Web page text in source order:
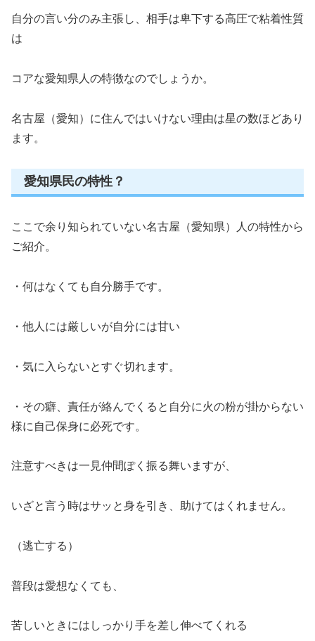
自分の言い分のみ主張し、相手は卑下する高圧で粘着性質
は
コアな愛知県人の特徴なのでしょうか。
名古屋（愛知）に住んではいけない理由は星の数ほどあり
ます。
愛知県民の特性？
ここで余り知られていない名古屋（愛知県）人の特性から
ご紹介。
・何はなくても自分勝手です。
・他人には厳しいが自分には甘い
・気に入らないとすぐ切れます。
・その癖、責任が絡んでくると自分に火の粉が掛からない
様に自己保身に必死です。
注意すべきは一見仲間ぽく振る舞いますが、
いざと言う時はサッと身を引き、助けてはくれません。
（逃亡する）
普段は愛想なくても、
苦しいときにはしっかり手を差し伸べてくれる